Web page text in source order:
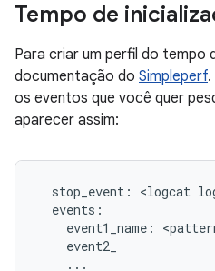
Tempo de
Para criar um perfil do tempo
documentação do Simpleperf.
os eventos que você quer
aparecer assim:
stop_event: <logcat
  events:
event1_name:
    event2_
    ...